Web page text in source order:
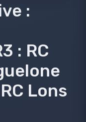
:
: RC
Lons